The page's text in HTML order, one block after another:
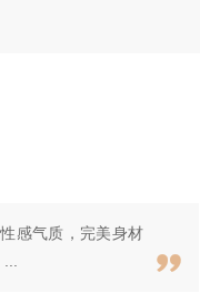
感气质，完美身材